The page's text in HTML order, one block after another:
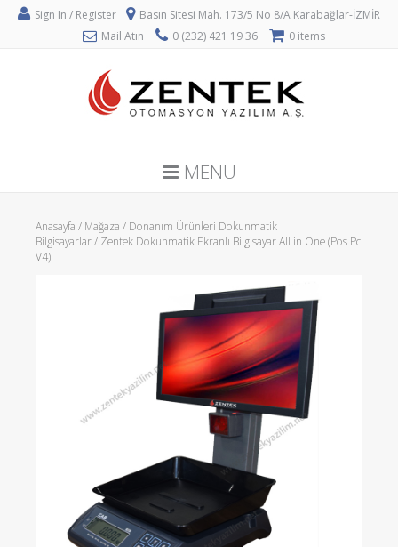
Sign In / Register
Basın Sitesi Mah. 173/5 No 8/A Karabağlar-İZMİR
Mail Atın
0 (232) 421 19 36 0 items
MENU
Anasayfa / Mağaza / Donanım Ürünleri Dokunmatik
Bilgisayarlar/ Zentek Dokunmatik Ekranlı Bilgisayar All in One (Pos Pc
V4)